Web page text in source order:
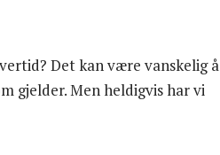
Det kan være vanskelig å
gjelder. Men heldigvis har vi